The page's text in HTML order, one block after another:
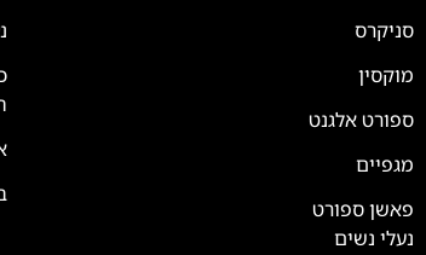
סניקרס
מוקסין
ספורט אלגנט
מגפיים
פאשן ספורט
נעלי נשים
💬